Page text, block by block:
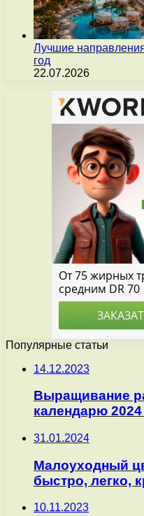
Лучшие
год
22.07.2026
Популярные статьи
14.12.2023
Выращивание
календарю 2024
31.01.2024
Малоуходный
быстро, легко,
10.11.2023